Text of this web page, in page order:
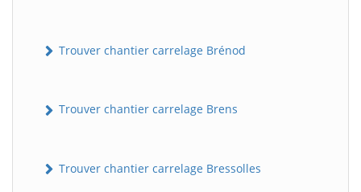
Trouver chantier carrelage Brénod
Trouver chantier carrelage Brens
Trouver chantier carrelage Bressolles